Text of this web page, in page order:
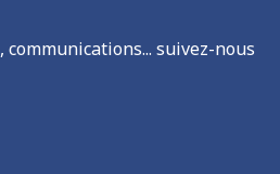
suivez-nous